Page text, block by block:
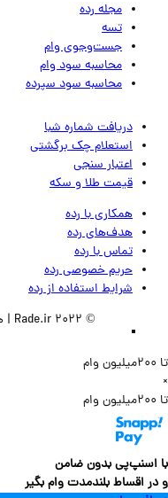
مجله رده
تسه
جست‌وجوی وام
محاسبه سود وام
محاسبه سود سپرده
دریافت شماره شبا
استعلام چک برگشتی
اعتبار سنجی
قیمت طلا و سکه
همکاری با رده
هدف‌های رده
تماس‌ با‌ رده
حریم خصوصی رده
شرایط استفاده از رده
بدون ضامن
بلندمدت وام بگیر